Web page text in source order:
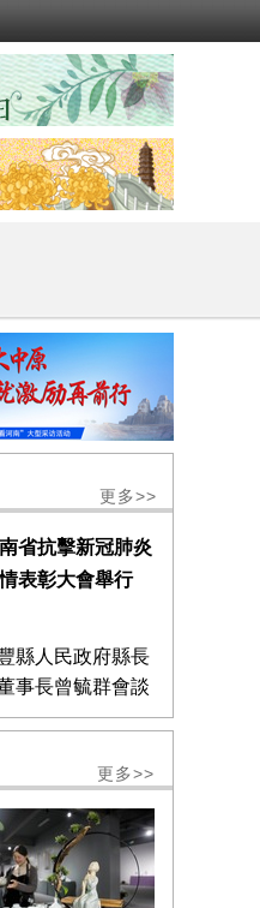
更多>>
省抗擊新冠肺炎
表彰大會舉行
縣人民政府縣長
事長曾毓群會談
更多>>